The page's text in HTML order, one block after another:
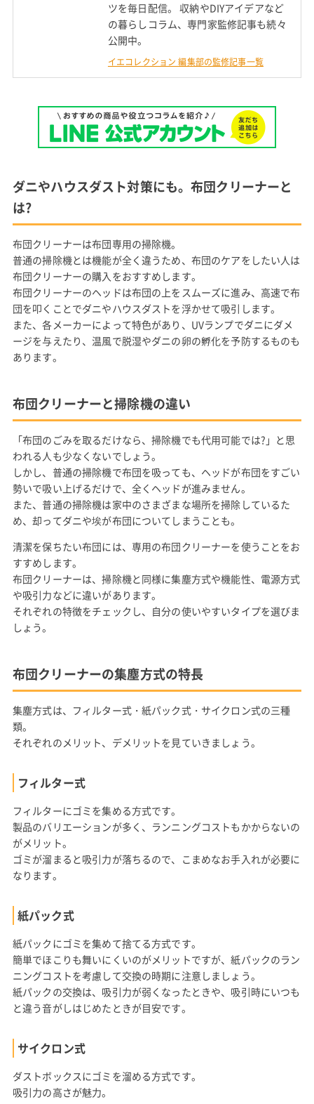
ツを毎日配信。 収納やDIYアイデアなど
の暮らしコラム、専門家監修記事も続々
公開中。
イエコレクション 編集部の監修記事一覧
ダニやハウスダスト対策にも。布団クリーナーと
は?
布団クリーナーは布団専用の掃除機。
普通の掃除機とは機能が全く違うため、布団のケアをしたい人は
布団クリーナーの購入をおすすめします。
布団クリーナーのヘッドは布団の上をスムーズに進み、高速で布
団を叩くことでダニやハウスダストを浮かせて吸引します。
また、各メーカーによって特色があり、UVランプでダニにダメ
ージを与えたり、温風で脱湿やダニの卵の孵化を予防するものも
あります。
布団クリーナーと掃除機の違い
「布団のごみを取るだけなら、掃除機でも代用可能では?」と思
われる人も少なくないでしょう。
しかし、普通の掃除機で布団を吸っても、ヘッドが布団をすごい
勢いで吸い上げるだけで、全くヘッドが進みません。
また、普通の掃除機は家中のさまざまな場所を掃除しているた
め、却ってダニや埃が布団についてしまうことも。
清潔を保ちたい布団には、専用の布団クリーナーを使うことをお
すすめします。
布団クリーナーは、掃除機と同様に集塵方式や機能性、電源方式
や吸引力などに違いがあります。
それぞれの特徴をチェックし、自分の使いやすいタイプを選びま
しょう。
布団クリーナーの集塵方式の特長
集塵方式は、フィルター式・紙パック式・サイクロン式の三種
類。
それぞれのメリット、デメリットを見ていきましょう。
フィルター式
フィルターにゴミを集める方式です。
製品のバリエーションが多く、ランニングコストもかからないの
がメリット。
ゴミが溜まると吸引力が落ちるので、こまめなお手入れが必要に
なります。
紙パック式
紙パックにゴミを集めて捨てる方式です。
簡単でほこりも舞いにくいのがメリットですが、紙パックのラン
ニングコストを考慮して交換の時期に注意しましょう。
紙パックの交換は、吸引力が弱くなったときや、吸引時にいつも
と違う音がしはじめたときが目安です。
サイクロン式
ダストボックスにゴミを溜める方式です。
吸引力の高さが魅力。